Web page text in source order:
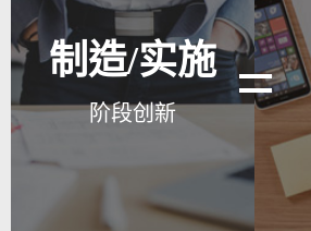
开发新产品具有十分重要的战
略意义,它是企业生存与发展
的重要支柱.
天等
大作
指
• 缩
式,
点
制造/实施
阶段创新